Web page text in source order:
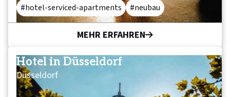
hotel-serviced-apartments neubau
MEHR ERFAHREN
Hotel in Düsseldorf
Düsseldorf